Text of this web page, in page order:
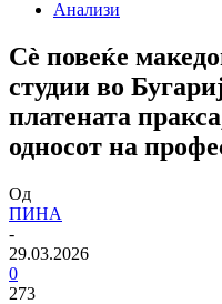
Анализи
Сè повеќе
студии во
платената
односот на
Од
ПИНА
-
29.03.2026
0
273